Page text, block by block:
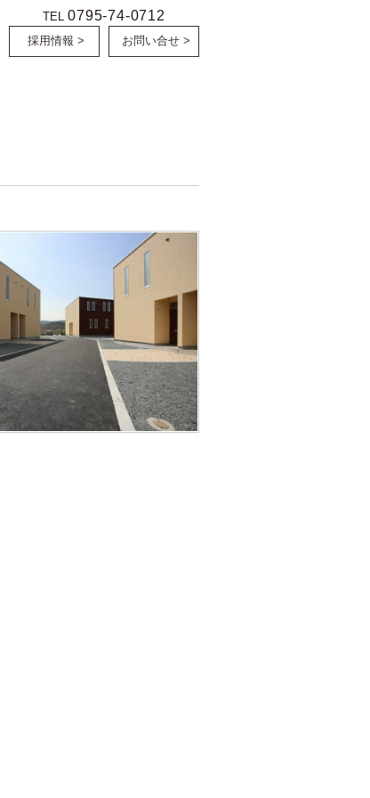
TEL0795-74-0712
採用情報 > お問い合せ >